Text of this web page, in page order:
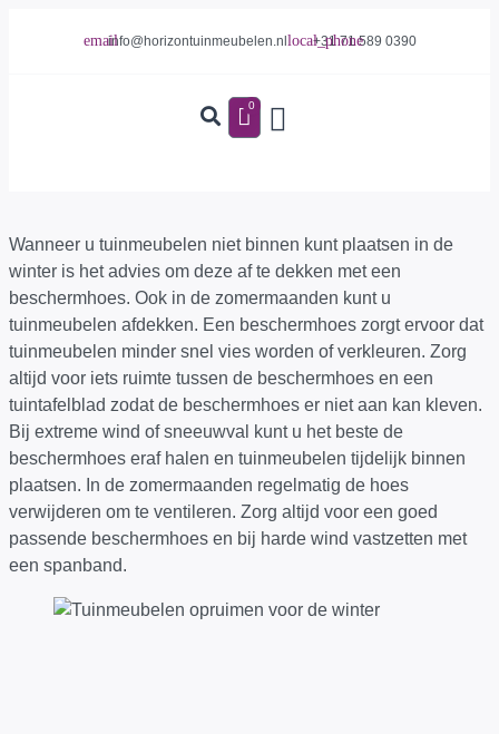
info@horizontuinmeubelen.nl +31 71 589 0390
0
Wanneer u tuinmeubelen niet binnen kunt plaatsen in de
winter is het advies om deze af te dekken met een
beschermhoes. Ook in de zomermaanden kunt u
tuinmeubelen afdekken. Een beschermhoes zorgt ervoor dat
tuinmeubelen minder snel vies worden of verkleuren. Zorg
altijd voor iets ruimte tussen de beschermhoes en een
tuintafelblad zodat de beschermhoes er niet aan kan kleven.
Bij extreme wind of sneeuwval kunt u het beste de
beschermhoes eraf halen en tuinmeubelen tijdelijk binnen
plaatsen. In de zomermaanden regelmatig de hoes
verwijderen om te ventileren. Zorg altijd voor een goed
passende beschermhoes en bij harde wind vastzetten met
een spanband.